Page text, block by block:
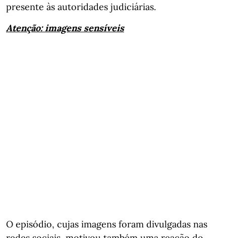
presente às autoridades judiciárias.
Atenção: imagens sensíveis
O episódio, cujas imagens foram divulgadas nas